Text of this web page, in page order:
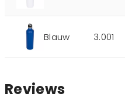
Blauw 3.001
Reviews